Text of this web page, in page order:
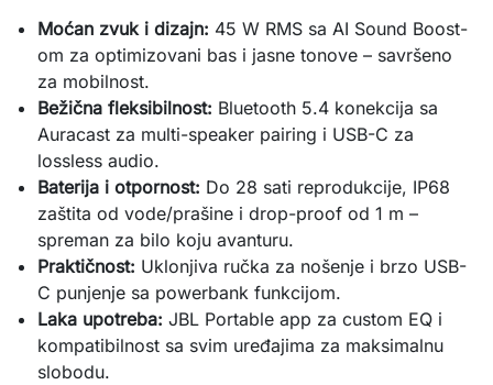
Moćan zvuk i dizajn: 45 W RMS sa AI Sound Boost-
om za optimizovani bas i jasne tonove – savršeno
za mobilnost.
Bežična fleksibilnost: Bluetooth 5.4 konekcija sa
Auracast za multi-speaker pairing i USB-C za
lossless audio.
Baterija i otpornost: Do 28 sati reprodukcije, IP68
zaštita od vode/prašine i drop-proof od 1 m –
spreman za bilo koju avanturu.
Praktičnost: Uklonjiva ručka za nošenje i brzo USB-
C punjenje sa powerbank funkcijom.
Laka upotreba: JBL Portable app za custom EQ i
kompatibilnost sa svim uređajima za maksimalnu
slobodu.